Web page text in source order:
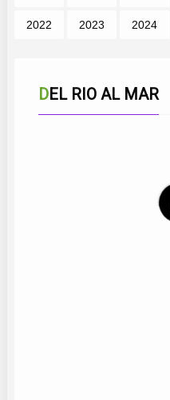
2022 2023 2024
DEL RIO AL MAR